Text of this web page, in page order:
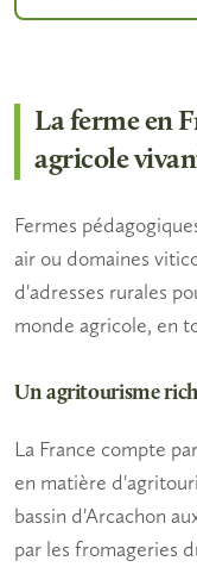
La ferme en
agricole
Fermes
air ou domaines
d'adresses rurales
monde agricole, en
Un agritourisme
La France compte
en matière d'
bassin d'Arcachon
par les fromageries